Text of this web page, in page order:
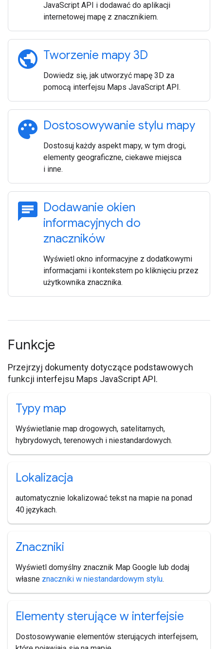
JavaScript API i dodawać do aplikacji
internetowej mapę z znacznikiem.
public Tworzenie mapy 3D
Dowiedz się, jak utworzyć mapę 3D za
pomocą interfejsu Maps JavaScript API.
palette Dostosowywanie stylu mapy
Dostosuj każdy aspekt mapy, w tym drogi,
elementy geograficzne, ciekawe miejsca
i inne.
chat Dodawanie okien
informacyjnych do
znaczników
Wyświetl okno informacyjne z dodatkowymi
informacjami i kontekstem po kliknięciu przez
użytkownika znacznika.
Funkcje
Przejrzyj dokumenty dotyczące podstawowych
funkcji interfejsu Maps JavaScript API.
Typy map
Wyświetlanie map drogowych, satelitarnych,
hybrydowych, terenowych i niestandardowych.
Lokalizacja
automatycznie lokalizować tekst na mapie na ponad
40 językach.
Znaczniki
Wyświetl domyślny znacznik Map Google lub dodaj
własne znaczniki w niestandardowym stylu.
Elementy sterujące w interfejsie
Dostosowywanie elementów sterujących interfejsem,